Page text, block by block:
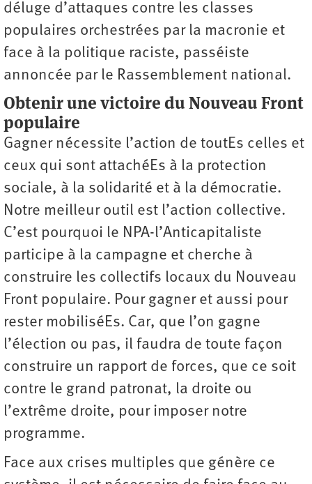
déluge d’attaques contre les classes
populaires orchestrées par la macronie et
face à la politique raciste, passéiste
annoncée par le Rassemblement national.
Obtenir une victoire du Nouveau Front
populaire
Gagner nécessite l’action de toutEs celles et
ceux qui sont attachéEs à la protection
sociale, à la solidarité et à la démocratie.
Notre meilleur outil est l’action collective.
C’est pourquoi le NPA-l’Anticapitaliste
participe à la campagne et cherche à
construire les collectifs locaux du Nouveau
Front populaire. Pour gagner et aussi pour
rester mobiliséEs. Car, que l’on gagne
l’élection ou pas, il faudra de toute façon
construire un rapport de forces, que ce soit
contre le grand patronat, la droite ou
l’extrême droite, pour imposer notre
programme.
Face aux crises multiples que génère ce